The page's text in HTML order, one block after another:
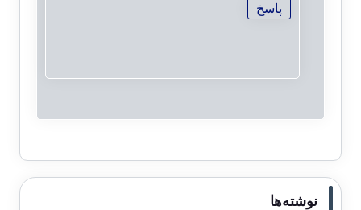
پاسخ
نوشته‌ها